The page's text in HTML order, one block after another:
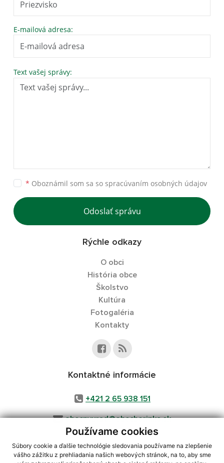
Používame cookies
Súbory cookie a ďalšie technológie sledovania používame na zlepšenie
vášho zážitku z prehliadania našich webových stránok, na to, aby sme
E-mailová adresa:
Text vašej správy:
* Oboznámil som sa so spracúvaním osobných údajov
Odoslať správu
Rýchle odkazy
O obci
História obce
Školstvo
Kultúra
Fotogaléria
Kontakty
Kontaktné informácie
+421 2 65 938 151
obecnyurad@obecborinka.sk